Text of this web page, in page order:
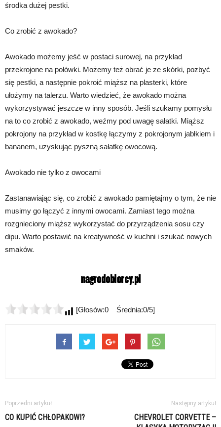
środka dużej pestki.
Co zrobić z awokado?
Awokado możemy jeść w postaci surowej, na przykład
przekrojone na połówki. Możemy też obrać je ze skórki, pozbyć
się pestki, a następnie pokroić miąższ na plasterki, które
ułożymy na talerzu. Warto wiedzieć, że awokado można
wykorzystywać jeszcze w inny sposób. Jeśli szukamy pomysłu
na to co zrobić z awokado, weźmy pod uwagę sałatki. Miąższ
pokrojony na przykład w kostkę łączymy z pokrojonym jabłkiem i
bananem, uzyskując pyszną sałatkę owocową.
Awokado nie tylko z owocami
Zastanawiając się, co zrobić z awokado pamiętajmy o tym, że nie
musimy go łączyć z innymi owocami. Zamiast tego można
rozgnieciony miąższ wykorzystać do przyrządzenia sosu czy
dipu. Warto postawić na kreatywność w kuchni i szukać nowych
smaków.
[Głosów:0 Średnia:0/5]
Poprzedni artykuł
CO KUPIĆ CHŁOPAKOWI?
Następny artykuł
CHEVROLET CORVETTE –